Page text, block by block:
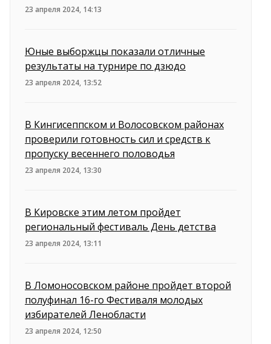
23 апреля 2024, 14:13
Юные выборжцы показали отличные
результаты на турнире по дзюдо
23 апреля 2024, 13:52
В Кингисеппском и Волосовском районах
проверили готовность сил и средств к
пропуску весеннего половодья
23 апреля 2024, 13:30
В Кировске этим летом пройдет
региональный фестиваль День детства
23 апреля 2024, 13:11
В Ломоносовском районе пройдет второй
полуфинал 16-го Фестиваля молодых
избирателей Ленобласти
23 апреля 2024, 12:50